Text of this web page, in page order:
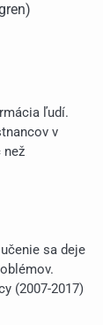
ľudí.
v
než
sa deje
(2007-2017)